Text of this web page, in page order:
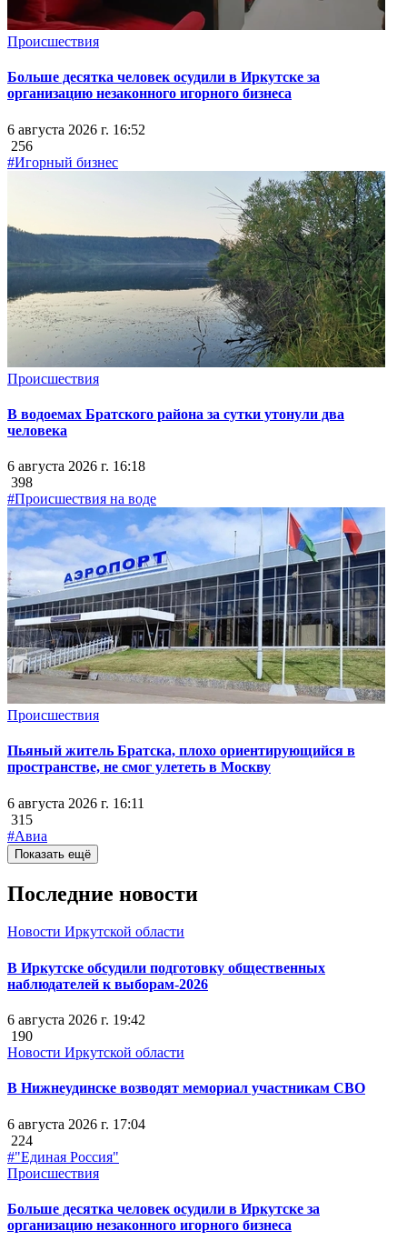
Происшествия
Больше десятка человек осудили в Иркутске за
организацию незаконного игорного бизнеса
6 августа 2026 г. 16:52
256
#Игорный бизнес
Происшествия
В водоемах Братского района за сутки утонули два
человека
6 августа 2026 г. 16:18
398
#Происшествия на воде
Происшествия
Пьяный житель Братска, плохо ориентирующийся в
пространстве, не смог улететь в Москву
6 августа 2026 г. 16:11
315
#Авиа
Показать ещё
Последние новости
Новости Иркутской области
В Иркутске обсудили подготовку общественных
наблюдателей к выборам-2026
6 августа 2026 г. 19:42
190
Новости Иркутской области
В Нижнеудинске возводят мемориал участникам СВО
6 августа 2026 г. 17:04
224
#"Единая Россия"
Происшествия
Больше десятка человек осудили в Иркутске за
организацию незаконного игорного бизнеса